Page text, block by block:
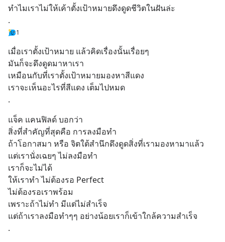
ทำไมเราไม่ให้เค้าตั้งเป้าหมายดึงดูดชีวิตในฝันล่ะ
.
1
เมื่อเราตั้งเป้าหมาย แล้วคิดเรื่องนั้นเรื่อยๆ
มันก็จะดึงดูดมาหาเรา
เหมือนกับที่เราตั้งเป้าหมายมองหาสีแดง
เราจะเห็นอะไรที่สีแดง เต็มไปหมด
.
แจ็ค แคนฟิลด์ บอกว่า
สิ่งที่สำคัญที่สุดคือ การลงมือทำ
ถ้าโอกาสมา หรือ จิตใต้สำนึกดึงดูดสิ่งที่เรามองหามาแล้ว
แต่เรานั่งเฉยๆ ไม่ลงมือทำ
เราก็จะไม่ได้
ให้เราทำ ไม่ต้องรอ Perfect
ไม่ต้องรอเราพร้อม
เพราะถ้าไม่ทำ มีแต่ไม่สำเร็จ
แต่ถ้าเราลงมือทำๆๆ อย่างน้อยเราก็เข้าใกล้ความสำเร็จ
.